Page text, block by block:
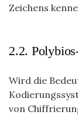
Zeichens
2.2.
Wird die
von